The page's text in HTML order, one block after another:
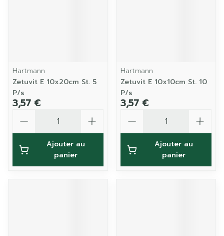
Hartmann
Zetuvit E 10x20cm St. 5
P/s
3,57 €
Ajouter au
panier
Hartmann
Zetuvit E 10x10cm St. 10
P/s
3,57 €
Ajouter au
panier